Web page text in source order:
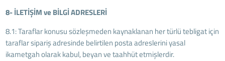
8- İLETİŞİM ve BİLGİ ADRESLERİ
8.1: Taraflar konusu sözleşmeden kaynaklanan her türlü tebligat için
taraflar sipariş adresinde belirtilen posta adreslerini yasal
ikametgah olarak kabul, beyan ve taahhüt etmişlerdir.